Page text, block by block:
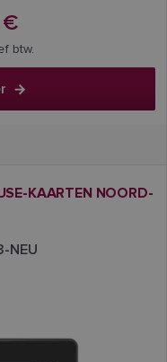
€
btw.
KAARTEN NOORD-
NEU